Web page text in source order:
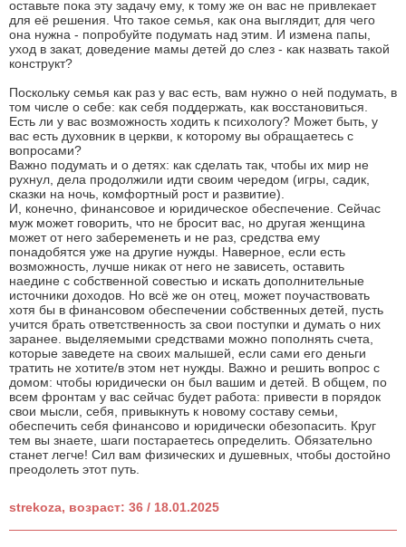
оставьте пока эту задачу ему, к тому же он вас не привлекает
для её решения. Что такое семья, как она выглядит, для чего
она нужна - попробуйте подумать над этим. И измена папы,
уход в закат, доведение мамы детей до слез - как назвать такой
конструкт?
Поскольку семья как раз у вас есть, вам нужно о ней подумать, в
том числе о себе: как себя поддержать, как восстановиться.
Есть ли у вас возможность ходить к психологу? Может быть, у
вас есть духовник в церкви, к которому вы обращаетесь с
вопросами?
Важно подумать и о детях: как сделать так, чтобы их мир не
рухнул, дела продолжили идти своим чередом (игры, садик,
сказки на ночь, комфортный рост и развитие).
И, конечно, финансовое и юридическое обеспечение. Сейчас
муж может говорить, что не бросит вас, но другая женщина
может от него забеременеть и не раз, средства ему
понадобятся уже на другие нужды. Наверное, если есть
возможность, лучше никак от него не зависеть, оставить
наедине с собственной совестью и искать дополнительные
источники доходов. Но всё же он отец, может поучаствовать
хотя бы в финансовом обеспечении собственных детей, пусть
учится брать ответственность за свои поступки и думать о них
заранее. выделяемыми средствами можно пополнять счета,
которые заведете на своих малышей, если сами его деньги
тратить не хотите/в этом нет нужды. Важно и решить вопрос с
домом: чтобы юридически он был вашим и детей. В общем, по
всем фронтам у вас сейчас будет работа: привести в порядок
свои мысли, себя, привыкнуть к новому составу семьи,
обеспечить себя финансово и юридически обезопасить. Круг
тем вы знаете, шаги постараетесь определить. Обязательно
станет легче! Сил вам физических и душевных, чтобы достойно
преодолеть этот путь.
strekoza, возраст: 36 / 18.01.2025